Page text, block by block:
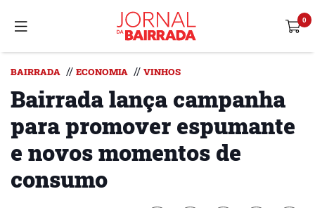
BAIRRADA // ECONOMIA // VINHOS
Bairrada lança campanha
para promover espumante
e novos momentos de
consumo